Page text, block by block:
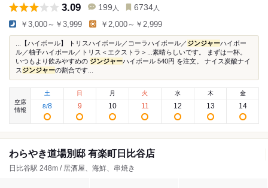
3.09 199 人 6734 人
￥3,000～￥3,999 ￥2,000～￥2,999
...【ハイボール】 トリスハイボール／コーラハイボール／ジンジャーハイボー
ル／柚子ハイボール／トリス＜エクストラ＞...素晴らしいです。 まずは一杯。
いつもより飲みやすめの ジンジャーハイボール 540円 を注文。 ナイス炭酸ナイ
ス ジンジャーの割合です...
空席
情報
土
8/8
日
9
月
10
火
11
水
12
木
13
金
14
わらやき道場別邸 有楽町日比谷店
日比谷駅 248m / 居酒屋、海鮮、串焼き